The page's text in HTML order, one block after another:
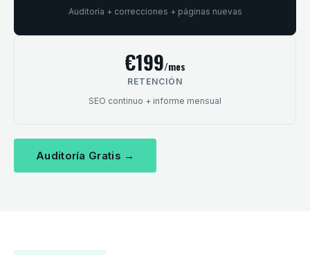
Auditoría + correcciones + páginas nuevas
€199/mes
RETENCIÓN
SEO continuo + informe mensual
Auditoría Gratis →